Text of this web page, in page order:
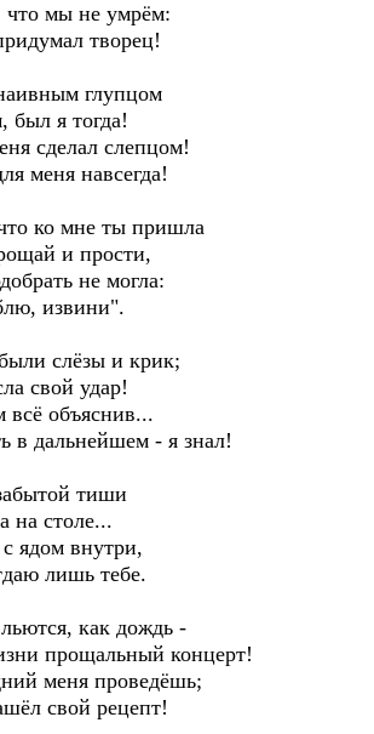
что мы не умрём:
творец!
глупцом
был я тогда!
сделал слепцом!
меня навсегда!
ко мне ты пришла
и прости,
не могла:
извини".
слёзы и крик;
свой удар!
объяснив...
в дальнейшем - я знал!
тиши
на столе...
ядом внутри,
лишь тебе.
как дождь -
прощальный концерт!
меня проведёшь;
свой рецепт!